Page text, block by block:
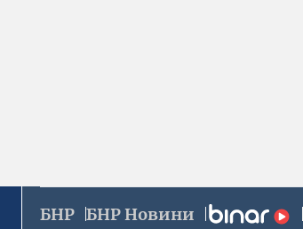
БНР БНР Новини